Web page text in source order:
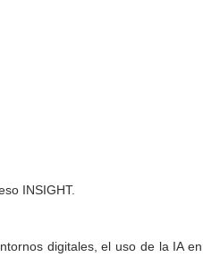
INSIGHT.
digitales, el uso de la IA en